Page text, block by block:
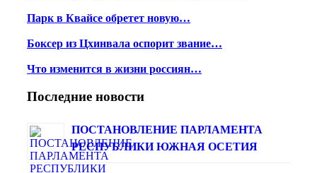
Парк в Квайсе обретет новую…
Боксер из Цхинвала оспорит звание…
Что изменится в жизни россиян…
Последние новости
ПОСТАНОВЛЕНИЕ ПАРЛАМЕНТА
РЕСПУБЛИКИ ЮЖНАЯ ОСЕТИЯ